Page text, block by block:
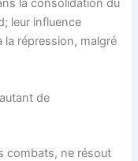
la consolidation du
leur influence
la répression, malgré
de
combats, ne résout